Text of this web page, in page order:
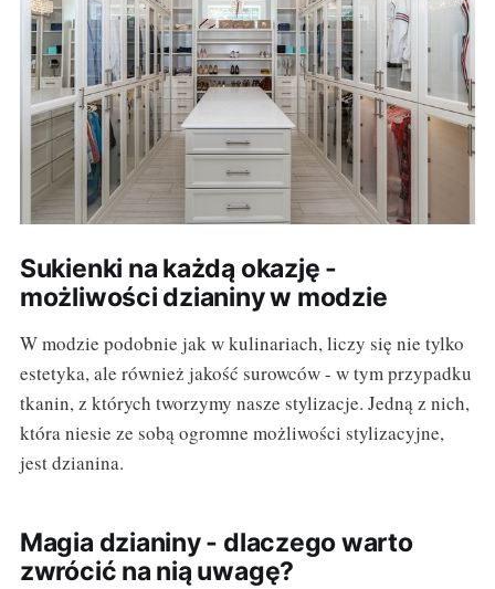
Sukienki na każdą okazję -
możliwości dzianiny w modzie
W modzie podobnie jak w kulinariach, liczy się nie tylko
estetyka, ale również jakość surowców - w tym przypadku
tkanin, z których tworzymy nasze stylizacje. Jedną z nich,
która niesie ze sobą ogromne możliwości stylizacyjne,
jest dzianina.
Magia dzianiny - dlaczego warto
zwrócić na nią uwagę?